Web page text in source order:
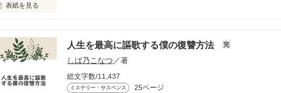
オススメ作品として編集部さんより掲載して頂きました。とても嬉しいです、ありが
☆☆この作品をきっかけにファン登録して下さったであろう皆様、ありがとうございま
りて御礼申し上げます。
タイトルは現実恋愛の『片恋の協奏曲』
2/2、第二回作品タイトル『四季～春～』
表紙を見る
「は？」
一目惚れだって言ったじゃない！
好きだって言ったじゃない！
人生を最高に謳歌する僕の復讐方法 完
しば乃こなつ ／著
総文字数/11,437
ミステリー・サスペンス 25ページ